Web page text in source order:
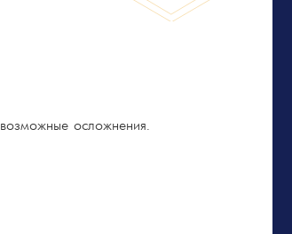
осложнения.